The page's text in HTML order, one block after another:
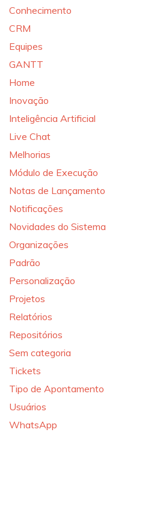
Conhecimento
CRM
Equipes
GANTT
Home
Inovação
Inteligência Artificial
Live Chat
Melhorias
Módulo de Execução
Notas de Lançamento
Notificações
Novidades do Sistema
Organizações
Padrão
Personalização
Projetos
Relatórios
Repositórios
Sem categoria
Tickets
Tipo de Apontamento
Usuários
WhatsApp